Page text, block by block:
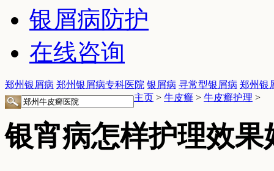
银屑病防护
在线咨询
郑州银屑病 郑州银屑病专科医院 银屑病 寻常型银屑病 郑州银
主页 > 牛皮癣 > 牛皮癣护理 >
银宵病怎样护理效果